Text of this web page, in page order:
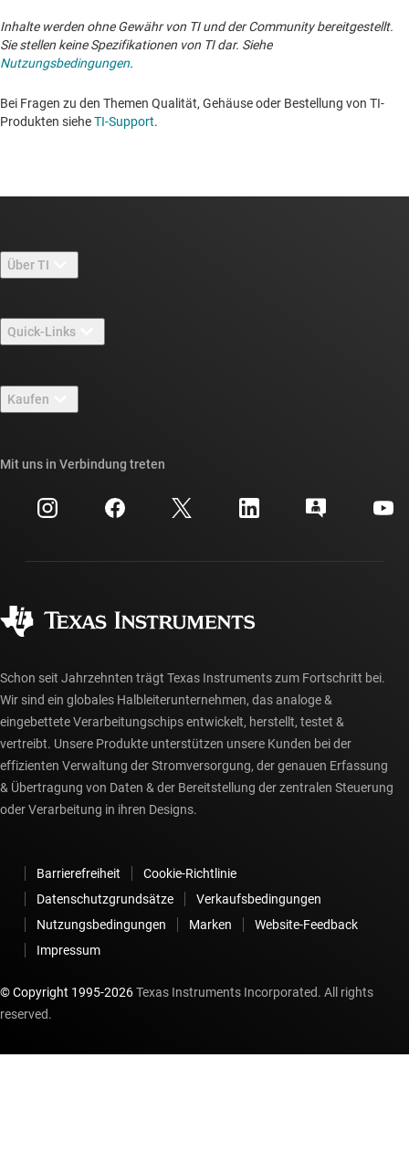
Inhalte werden ohne Gewähr von TI und der Community bereitgestellt.
Sie stellen keine Spezifikationen von TI dar. Siehe
Nutzungsbedingungen.
Bei Fragen zu den Themen Qualität, Gehäuse oder Bestellung von TI-
Produkten sieheTI-Support. ​​​​​​​​​​​​​​
Über TI
Stellenangebote
Newsroom
Veranstaltungen
Investorenbeziehungen
Quick-Links
TI E2E™-Design-Support-Foren
Querverweis-Suche
Kundensupportzentrum
myTI-Konto FAQs
Kaufen
Häufig gestellte Fragen zu Bestellungen
Mit uns in Verbindung treten
Schon seit Jahrzehnten trägt Texas Instruments zum Fortschritt bei.
Wir sind ein globales Halbleiterunternehmen, das analoge &
eingebettete Verarbeitungschips entwickelt, herstellt, testet &
vertreibt. Unsere Produkte unterstützen unsere Kunden bei der
effizienten Verwaltung der Stromversorgung, der genauen Erfassung
& Übertragung von Daten & der Bereitstellung der zentralen Steuerung
oder Verarbeitung in ihren Designs.
Barrierefreiheit
Cookie-Richtlinie
Datenschutzgrundsätze
Verkaufsbedingungen
Nutzungsbedingungen
Marken
Website-Feedback
Impressum
© Copyright 1995-2026Texas Instruments Incorporated. All rights
reserved.